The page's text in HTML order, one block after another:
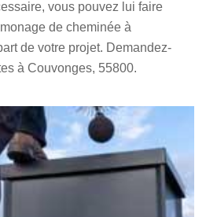
vous pouvez lui faire
de cheminée à
de votre projet. Demandez-
à Couvonges, 55800.